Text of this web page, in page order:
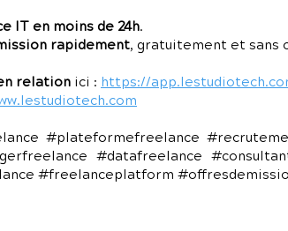
IT en moins de 24h.
rapidement, gratuitement et sans
relation ici : https://
#plateformefreelance
#datafreelance
#freelanceplatform